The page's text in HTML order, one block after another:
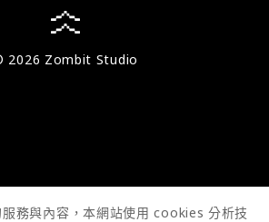
2026 Zombit Studio
務與內容，本網站使用 cookies 分析技